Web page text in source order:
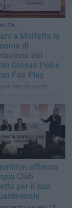
a Molfetta la
di
del
Giosuè Poli e
Fair Play
senza soste
affianca
Club
per il suo